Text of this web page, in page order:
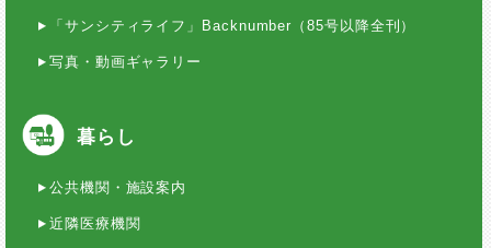
「サンシティライフ」Backnumber（85号以降全刊）
写真・動画ギャラリー
暮らし
公共機関・施設案内
近隣医療機関